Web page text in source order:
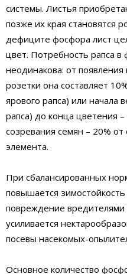
системы. Листья
позже их края становятся
дефиците фосфора лист
цвет. Потребность рапса
неодинакова: от
розетки она составляет
ярового рапса) или начала
рапса) до конца цветения
созревания семян – 20%
элемента.
При сбалансированных
повышается
повреждение
усиливается
посевы насекомых-
Основное количество